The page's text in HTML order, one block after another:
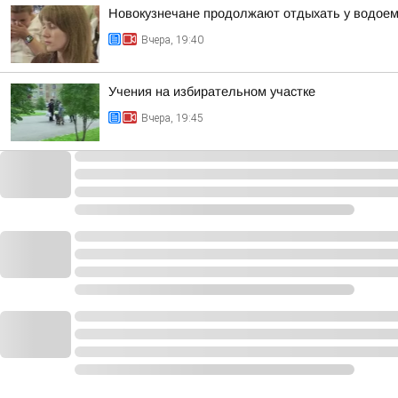
Новокузнечане продолжают отдыхать у
Вчера, 19:40
Учения на избирательном участке
Вчера, 19:45